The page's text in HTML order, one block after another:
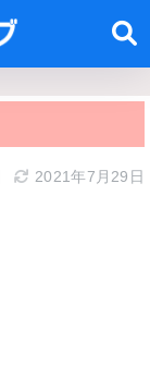
2021年7月29日